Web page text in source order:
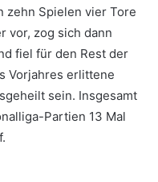
zehn Spielen vier Tore
vor, zog sich dann
fiel für den Rest der
Vorjahres erlittene
sein. Insgesamt
Partien 13 Mal